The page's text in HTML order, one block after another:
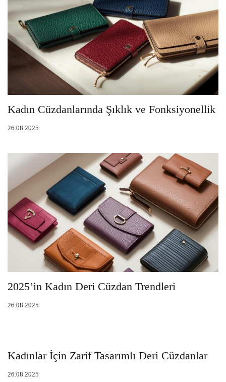
Kadın Cüzdanlarında Şıklık ve Fonksiyonellik
26.08.2025
2025’in Kadın Deri Cüzdan Trendleri
26.08.2025
Kadınlar İçin Zarif Tasarımlı Deri Cüzdanlar
26.08.2025